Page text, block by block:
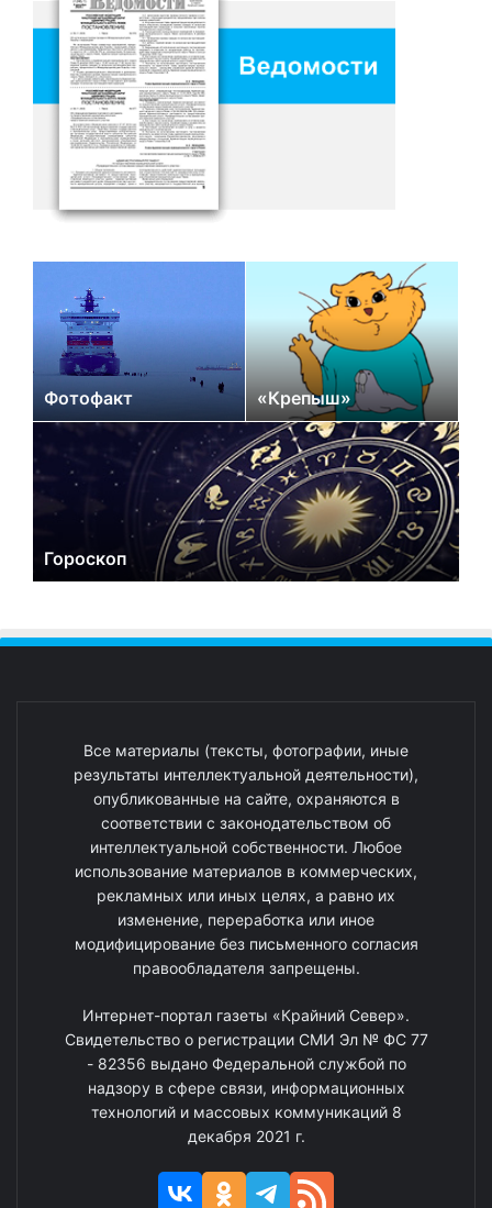
Фотофакт «Крепыш»
Гороскоп
Все материалы (тексты, фотографии, иные
результаты интеллектуальной деятельности),
опубликованные на сайте, охраняются в
соответствии с законодательством об
интеллектуальной собственности. Любое
использование материалов в коммерческих,
рекламных или иных целях, а равно их
изменение, переработка или иное
модифицирование без письменного согласия
правообладателя запрещены.
Интернет-портал газеты «Крайний Север».
Свидетельство о регистрации СМИ Эл № ФС 77
- 82356 выдано Федеральной службой по
надзору в сфере связи, информационных
технологий и массовых коммуникаций 8
декабря 2021 г.